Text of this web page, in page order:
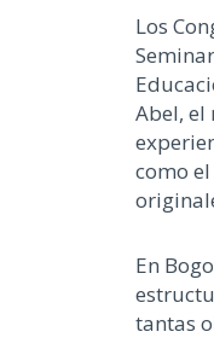
Los
Abel, el
como
En
tantas